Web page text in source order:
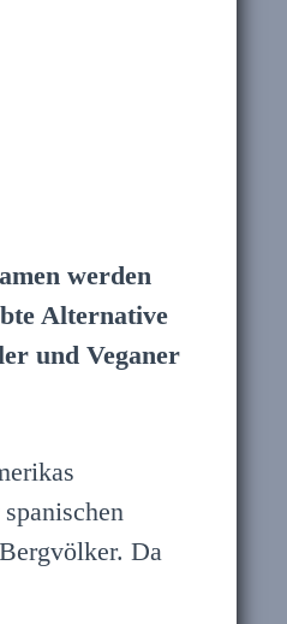
werden
Alternative
und Veganer
Da